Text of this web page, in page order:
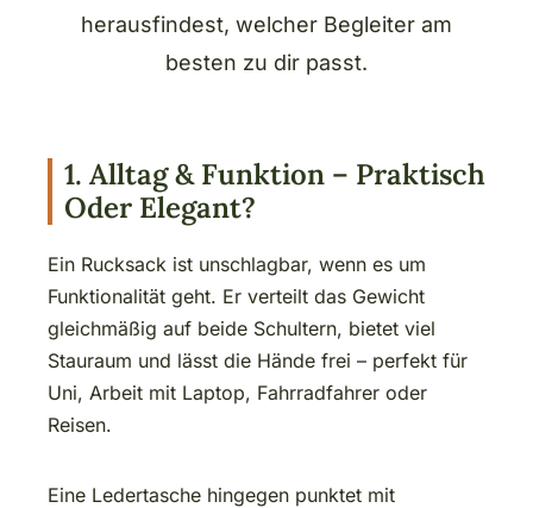
herausfindest, welcher Begleiter am
besten zu dir passt.
1. Alltag & Funktion – Praktisch
Oder Elegant?
Ein Rucksack ist unschlagbar, wenn es um
Funktionalität geht. Er verteilt das Gewicht
gleichmäßig auf beide Schultern, bietet viel
Stauraum und lässt die Hände frei – perfekt für
Uni, Arbeit mit Laptop, Fahrradfahrer oder
Reisen.
Eine Ledertasche hingegen punktet mit